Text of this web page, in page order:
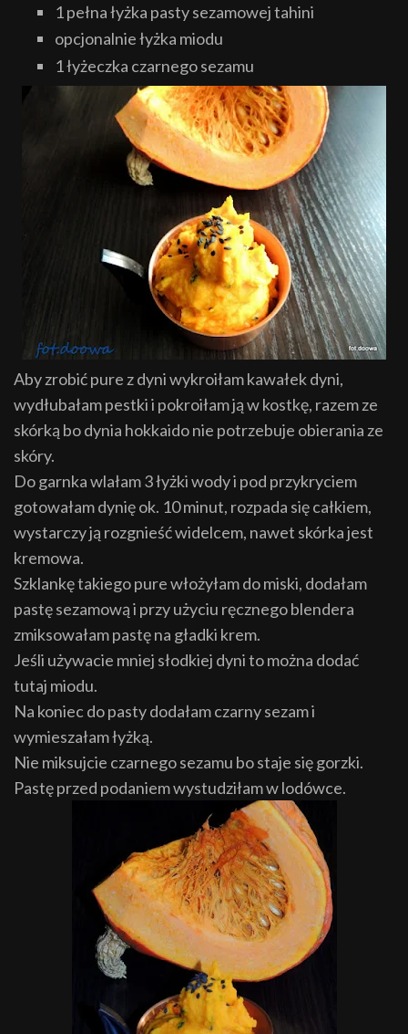
1 pełna łyżka pasty sezamowej tahini
opcjonalnie łyżka miodu
1 łyżeczka czarnego sezamu
Aby zrobić pure z dyni wykroiłam kawałek dyni,
wydłubałam pestki i pokroiłam ją w kostkę, razem ze
skórką bo dynia hokkaido nie potrzebuje obierania ze
skóry.
Do garnka wlałam 3 łyżki wody i pod przykryciem
gotowałam dynię ok. 10 minut, rozpada się całkiem,
wystarczy ją rozgnieść widelcem, nawet skórka jest
kremowa.
Szklankę takiego pure włożyłam do miski, dodałam
pastę sezamową i przy użyciu ręcznego blendera
zmiksowałam pastę na gładki krem.
Jeśli używacie mniej słodkiej dyni to można dodać
tutaj miodu.
Na koniec do pasty dodałam czarny sezam i
wymieszałam łyżką.
Nie miksujcie czarnego sezamu bo staje się gorzki.
Pastę przed podaniem wystudziłam w lodówce.